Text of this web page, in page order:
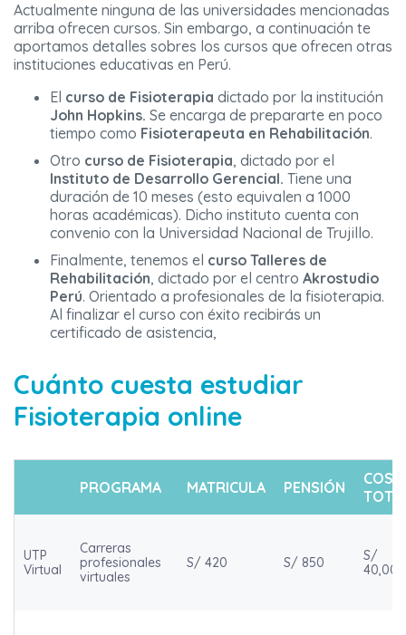
Actualmente ninguna de las universidades mencionadas
arriba ofrecen cursos. Sin embargo, a continuación te
aportamos detalles sobres los cursos que ofrecen otras
instituciones educativas en Perú.
El curso de Fisioterapia dictado por la institución
John Hopkins. Se encarga de prepararte en poco
tiempo como Fisioterapeuta en Rehabilitación.
Otro curso de Fisioterapia, dictado por el
Instituto de Desarrollo Gerencial. Tiene una
duración de 10 meses (esto equivalen a 1000
horas académicas). Dicho instituto cuenta con
convenio con la Universidad Nacional de Trujillo.
Finalmente, tenemos el curso Talleres de
Rehabilitación, dictado por el centro Akrostudio
Perú. Orientado a profesionales de la fisioterapia.
Al finalizar el curso con éxito recibirás un
certificado de asistencia,
Cuánto cuesta estudiar
Fisioterapia online
PROGRAMA MATRICULA PENSIÓN
UTP
Virtual
Carreras
profesionales
virtuales
S/ 420 S/ 850
S/
40,000